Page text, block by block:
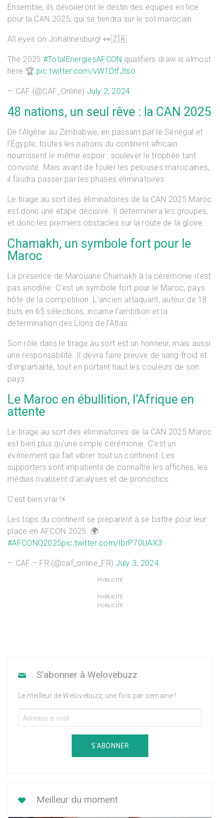
Ensemble, ils dévoileront le destin des équipes en lice
pour la CAN 2025, qui se tiendra sur le sol marocain.
All eyes on Johannesburg! 👀🇿🇦
The 2025 #TotalEnergiesAFCON qualifiers draw is almost
here.🏆 pic.twitter.com/vW1DtfJtso
— CAF (@CAF_Online) July 2, 2024
48 nations, un seul rêve : la CAN 2025
De l’Algérie au Zimbabwe, en passant par le Sénégal et
l’Égypte, toutes les nations du continent africain
nourrissent le même espoir : soulever le trophée tant
convoité. Mais avant de fouler les pelouses marocaines,
il faudra passer par les phases éliminatoires.
Le tirage au sort des éliminatoires de la CAN 2025 Maroc
est donc une étape décisive. Il déterminera les groupes,
et donc les premiers obstacles sur la route de la gloire.
Chamakh, un symbole fort pour le
Maroc
La présence de Marouane Chamakh à la cérémonie n’est
pas anodine. C’est un symbole fort pour le Maroc, pays
hôte de la compétition. L’ancien attaquant, auteur de 18
buts en 65 sélections, incarne l’ambition et la
détermination des Lions de l’Atlas.
Son rôle dans le tirage au sort est un honneur, mais aussi
une responsabilité. Il devra faire preuve de sang-froid et
d’impartialité, tout en portant haut les couleurs de son
pays.
Le Maroc en ébullition, l’Afrique en
attente
Le tirage au sort des éliminatoires de la CAN 2025 Maroc
est bien plus qu’une simple cérémonie. C’est un
événement qui fait vibrer tout un continent. Les
supporters sont impatients de connaître les affiches, les
médias rivalisent d’analyses et de pronostics.
C’est bien vrai !⚡
Les tops du continent se préparent à se battre pour leur
place en AFCON 2025. 🌍
#AFCONQ2025pic.twitter.com/IbrP70UAX3
— CAF – FR (@caf_online_FR) July 3, 2024
PUBLICITÉ
PUBLICITÉ
PUBLICITÉ
S'abonner à Welovebuzz
Le meilleur de Welovebuzz, une fois par semaine !
S'ABONNER
Meilleur du moment